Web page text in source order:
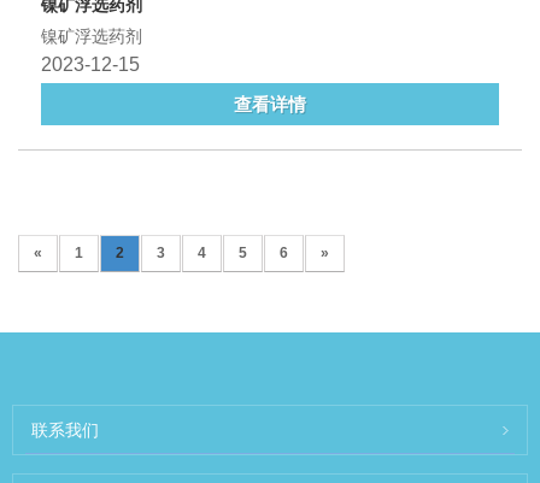
镍矿浮选药剂
镍矿浮选药剂
2023-12-15
查看详情
« 1 2 3 4 5 6 »
联系我们